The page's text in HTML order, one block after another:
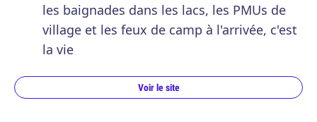
les baignades dans les lacs, les PMUs de
village et les feux de camp à l'arrivée, c'est
la vie
Voir le site